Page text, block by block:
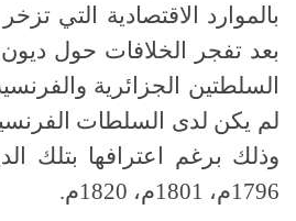
بالموارد الاقتصادية التي
بعد تفجر الخلافات حول
السلطتين الجزائرية
لم يكن لدى السلطات
وذلك برغم اعترافها بتلك
1796م، 1801م، 1820م.